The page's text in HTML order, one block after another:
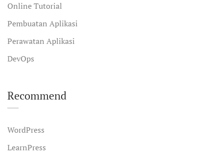
Online Tutorial
Pembuatan Aplikasi
Perawatan Aplikasi
DevOps
Recommend
WordPress
LearnPress